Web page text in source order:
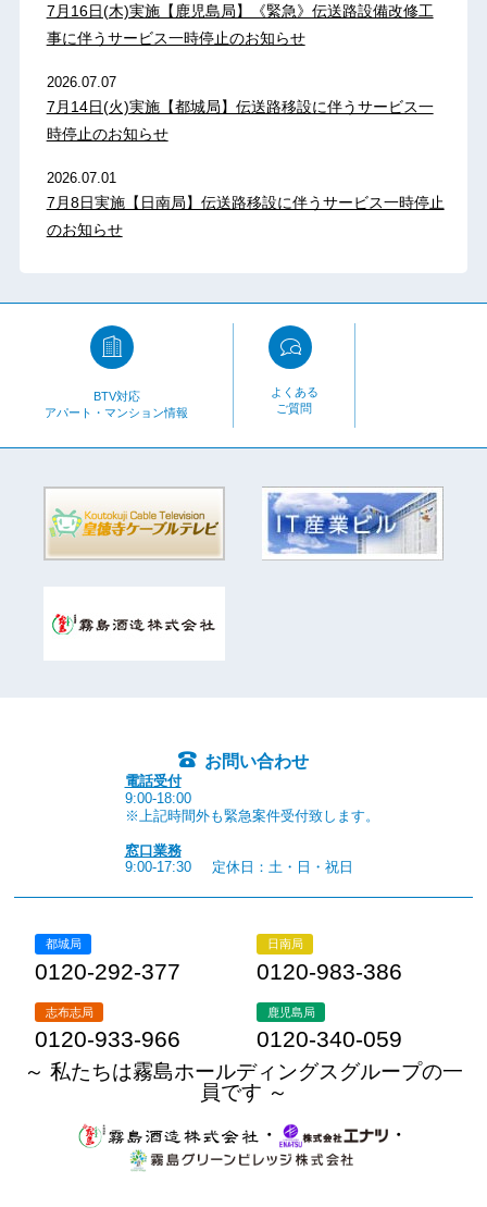
7月16日(木)実施【鹿児島局】《緊急》伝送路設備改修工
事に伴うサービス一時停止のお知らせ
2026.07.07
7月14日(火)実施【都城局】伝送路移設に伴うサービス一
時停止のお知らせ
2026.07.01
7月8日実施【日南局】伝送路移設に伴うサービス一時停止
のお知らせ
BTV対応
アパート・マンション情報
よくある
ご質問
お問い合わせ
電話受付
9:00-18:00
※上記時間外も緊急案件受付致します。
窓口業務
9:00-17:30
定休日：土・日・祝日
都城局
0120-292-377
日南局
0120-983-386
志布志局
0120-933-966
鹿児島局
0120-340-059
～ 私たちは霧島ホールディングスグループの一
員です ～
・
・